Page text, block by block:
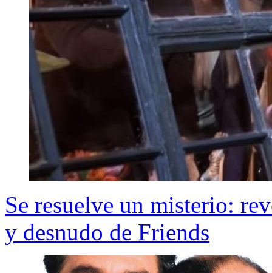
Se resuelve un misterio:
y desnudo de Friends